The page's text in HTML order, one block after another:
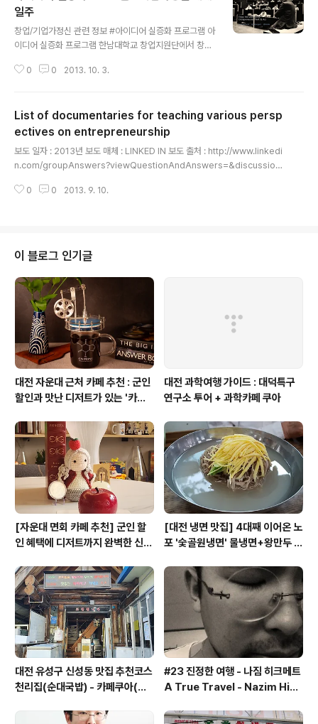
는 말레이시아의 대표적인 Accelerator기관으로 아이디
어를 비즈니스모델화 하여 app 개발 및 시제품 제작을 지
원하는 기관. 건물에는 app개발 및 창업을 위한 모든 프로
바일 게임을 선호하지만 하드웨어 다양한..
일주
창업/기업가정신 관련 정보 #아이디어 실증화 프로그램 아
이디어 실증화 프로그램 한남대학교 창업지원단에서 창업
로그램"을 실시합니다.린 스타트업과 서비스 디자인 개념
자이너 + CAD/CAM 전문가와 함께 시제품 개발을 진행
하는 협업 수업까지! 본 프로그램을 수강하게 되면, 실험용
시제품을 제작 + 고객 인터뷰 + 이해관계자 니즈 파악 +
비지니스 모델 개발을 경험해보고 역량을 구축하실 수 있
습니다. 수업은 워크샵 방식으로 실습 중심으로 진행되며,
이를 위한 실무적인 방법론을 적절하게 학습할 수 있도록
0 0 2013. 10. 3.
List of documentaries for teaching various persp
ectives on entrepreneurship
보도 일자 : 2013년 보도 매체 : LINKED IN 보도 출처 : http://www.linkedi
n.com/groupAnswers?viewQuestionAndAnswers=&discussionI
cn&fromEmail=&ut=0wHPtaXMczFBU1 창업/기업가정신 관련 정보 #Li
0 0 2013. 9. 10.
이 블로그 인기글
대전 자운대 근처 카페 추천 : 군인
할인과 맛난 디저트가 있는 '카페
대전 과학여행 가이드 : 대덕특구
연구소 투어 + 과학카페 쿠아
[자운대 면회 카페 추천] 군인 할
인 혜택에 디저트까지 완벽한 신성
[대전 냉면 맛집] 4대째 이어온 노
포 '숯골원냉면' 물냉면+왕만두 조
대전 유성구 신성동 맛집 추천코스
천리집(순대국밥) - 카페쿠아(커
#23 진정한 여행 - 나짐 히크메트
A True Travel - Nazim Hik